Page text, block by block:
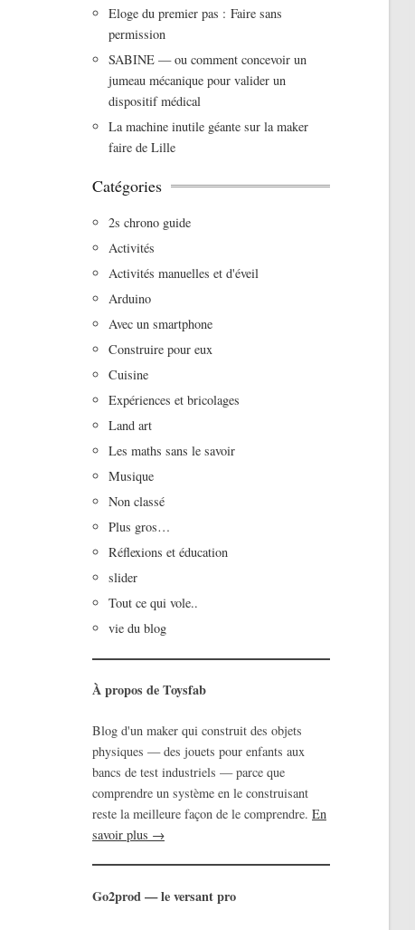
Eloge du premier pas : Faire sans
permission
SABINE — ou comment concevoir un
jumeau mécanique pour valider un
dispositif médical
La machine inutile géante sur la maker
faire de Lille
Catégories
2s chrono guide
Activités
Activités manuelles et d'éveil
Arduino
Avec un smartphone
Construire pour eux
Cuisine
Expériences et bricolages
Land art
Les maths sans le savoir
Musique
Non classé
Plus gros…
Réflexions et éducation
slider
Tout ce qui vole..
vie du blog
À propos de Toysfab
Blog d'un maker qui construit des objets
physiques — des jouets pour enfants aux
bancs de test industriels — parce que
comprendre un système en le construisant
reste la meilleure façon de le comprendre. En
savoir plus →
Go2prod — le versant pro